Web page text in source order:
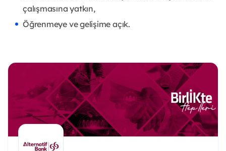
çalışmasına yatkın,
Öğrenmeye ve gelişime açık.